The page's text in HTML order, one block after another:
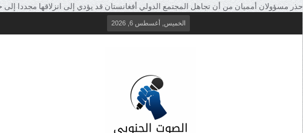
حذر مسؤولان أمميان من أن تجاهل المجتمع الدولي أفغانستان قد يؤدي إلى انزلاقها مجددا إلى
الخميس, أغسطس 6, 2026